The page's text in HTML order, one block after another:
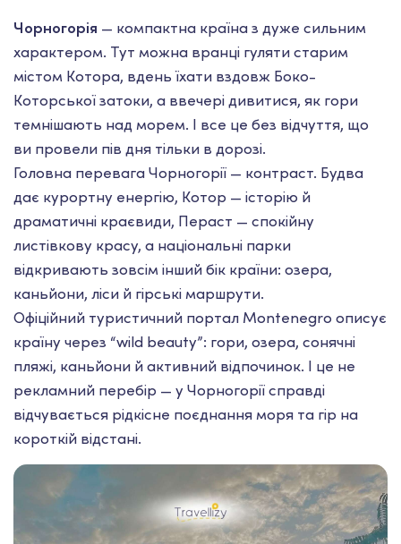
Чорногорія — компактна країна з дуже сильним
характером. Тут можна вранці гуляти старим
містом Котора, вдень їхати вздовж Боко-
Которської затоки, а ввечері дивитися, як гори
темнішають над морем. І все це без відчуття, що
ви провели пів дня тільки в дорозі.
Головна перевага Чорногорії — контраст. Будва
дає курортну енергію, Котор — історію й
драматичні краєвиди, Пераст — спокійну
листівкову красу, а національні парки
відкривають зовсім інший бік країни: озера,
каньйони, ліси й гірські маршрути.
Офіційний туристичний портал Montenegro описує
країну через “wild beauty”: гори, озера, сонячні
пляжі, каньйони й активний відпочинок. І це не
рекламний перебір — у Чорногорії справді
відчувається рідкісне поєднання моря та гір на
короткій відстані.